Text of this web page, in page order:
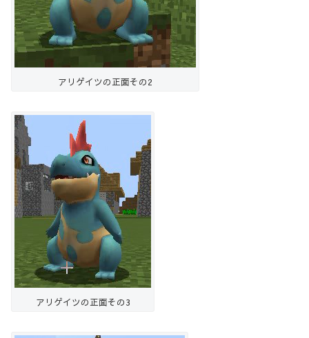
アリゲイツの正面その2
アリゲイツの正面その3